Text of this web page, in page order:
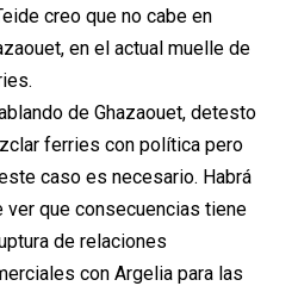
creo que no cabe en
en el actual muelle de
de Ghazaouet, detesto
ferries con política pero
caso es necesario. Habrá
ver que consecuencias tiene
de relaciones
con Argelia para las